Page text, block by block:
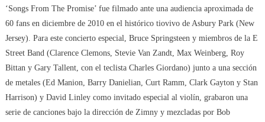
‘Songs From The Promise’ fue filmado ante una audiencia aproximada de
60 fans en diciembre de 2010 en el histórico tiovivo de Asbury Park (New
Jersey). Para este concierto especial, Bruce Springsteen y miembros de la E
Street Band (Clarence Clemons, Stevie Van Zandt, Max Weinberg, Roy
Bittan y Gary Tallent, con el teclista Charles Giordano) junto a una sección
de metales (Ed Manion, Barry Danielian, Curt Ramm, Clark Gayton y Stan
Harrison) y David Linley como invitado especial al violín, grabaron una
serie de canciones bajo la dirección de Zimny y mezcladas por Bob